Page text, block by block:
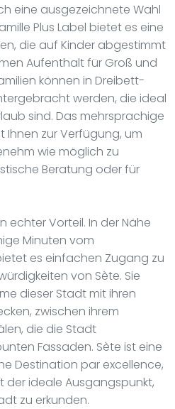
eine ausgezeichnete Wahl
Plus Label bietet es eine
die auf Kinder abgestimmt
Aufenthalt für Groß und
können in Dreibett-
werden, die ideal
sind. Das mehrsprachige
Ihnen zur Verfügung, um
wie möglich zu
Beratung oder für
echter Vorteil. In der Nähe
Minuten vom
es einfachen Zugang zu
von Sète. Sie
dieser Stadt mit ihren
zwischen ihrem
die die Stadt
Fassaden. Sète ist eine
Destination par excellence,
der ideale Ausgangspunkt,
zu erkunden.